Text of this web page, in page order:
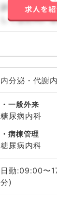
詳しくはお問
しくはお問い
内分泌・代謝
一般外来
糖尿病内科
病棟管理
糖尿病内科
日勤:09:00〜
分)